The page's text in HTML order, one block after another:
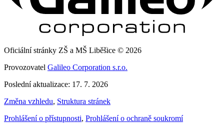
Oficiální stránky ZŠ a MŠ Liběšice © 2026
Provozovatel Galileo Corporation s.r.o.
Poslední aktualizace: 17. 7. 2026
Změna vzhledu, Struktura stránek
Prohlášení o přístupnosti, Prohlášení o ochraně soukromí